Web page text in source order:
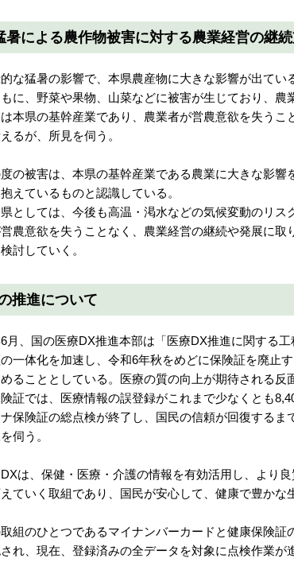
暑による農作物被害に対する農業経営の継
な猛暑の影響で、本県農産物に大きな影響が出てい
に、野菜や果物、山菜などに被害が生じており、農
本県の基幹産業であり、農業者が営農意欲を失う
るが、所見を伺う。
の被害は、本県の基幹産業である農業に大きな影
えているものと認識している。
としては、今後も高温・渇水などの気候変動のリス
農意欲を失うことなく、農業経営の継続や発展に
討していく。
推進について
、国の医療DX推進本部は「医療DX推進に関する
一体化を加速し、令和6年秋をめどに保険証を廃止
ることとしている。医療の質の向上が期待される反
証では、医療情報の誤登録がこれまで少なくとも
保険証の総点検が終了し、国民の信頼が回復する
伺う。
は、保健・医療・介護の情報を有効活用し、より
ていく取組であり、国民が安心して、健康で豊かな
組のひとつであるマイナンバーカードと健康保険証
れ、現在、登録済みの全データを対象に点検作業